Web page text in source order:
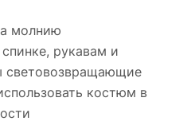
молнию
рукавам и
световозвращающие
костюм в